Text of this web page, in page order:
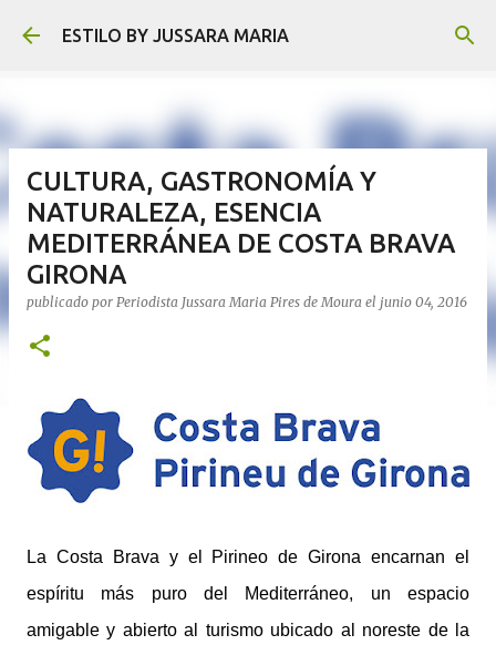
Ir al contenido principal
ESTILO BY JUSSARA MARIA
CULTURA, GASTRONOMÍA Y
NATURALEZA, ESENCIA
MEDITERRÁNEA DE COSTA BRAVA
GIRONA
publicado por Periodista Jussara Maria Pires de Moura el junio 04, 2016
La Costa Brava y el Pirineo de Girona encarnan el
espíritu más puro del Mediterráneo, un espacio
amigable y abierto al turismo ubicado al noreste de la